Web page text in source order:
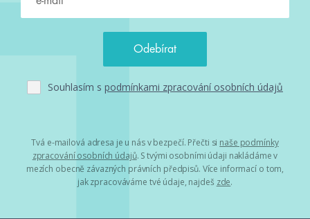
Souhlasím s podmínkami zpracování osobních údajů
Tvá e-mailová adresa je u nás v bezpečí. Přečti si naše podmínky
zpracování osobních údajů. S tvými osobními údaji nakládáme v
mezích obecně závazných právních předpisů. Více informací o tom,
jak zpracováváme tvé údaje, najdeš zde.